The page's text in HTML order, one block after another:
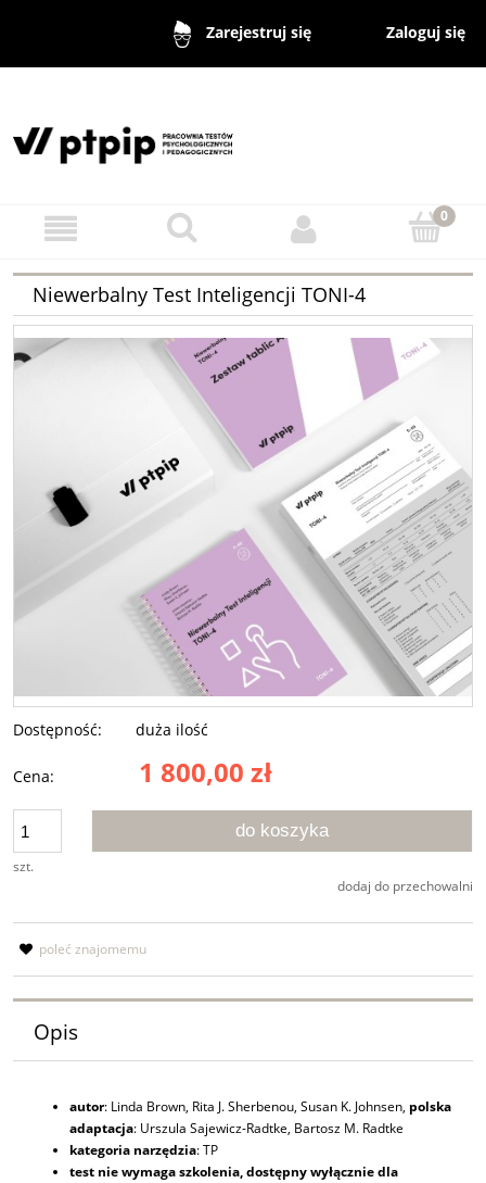
Zarejestruj się Zaloguj się
Niewerbalny Test Inteligencji TONI-4
Dostępność: duża ilość
Cena: 1 800,00 zł
szt.
do koszyka
dodaj do przechowalni
poleć znajomemu
Opis
autor: Linda Brown, Rita J. Sherbenou, Susan K. Johnsen, polska
adaptacja: Urszula Sajewicz-Radtke, Bartosz M. Radtke
kategoria narzędzia: TP
test nie wymaga szkolenia, dostępny wyłącznie dla